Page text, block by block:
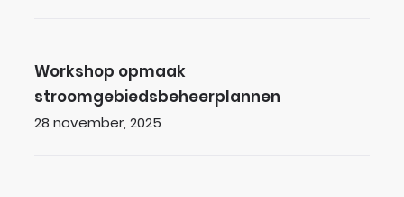
Workshop opmaak
stroomgebiedsbeheerplannen
Gepubliceerd op
28 november, 2025